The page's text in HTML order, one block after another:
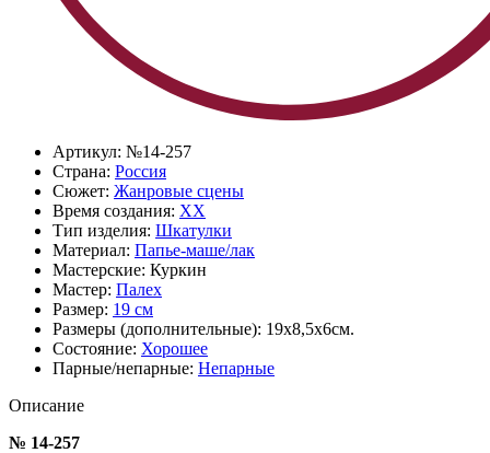
Артикул: №14-257
Страна: Россия
Сюжет: Жанровые сцены
Время создания: XX
Тип изделия: Шкатулки
Материал: Папье-маше/лак
Мастерские: Куркин
Мастер: Палех
Размер: 19 см
Размеры (дополнительные): 19х8,5х6см.
Состояние: Хорошее
Парные/непарные: Непарные
Описание
№ 14-257